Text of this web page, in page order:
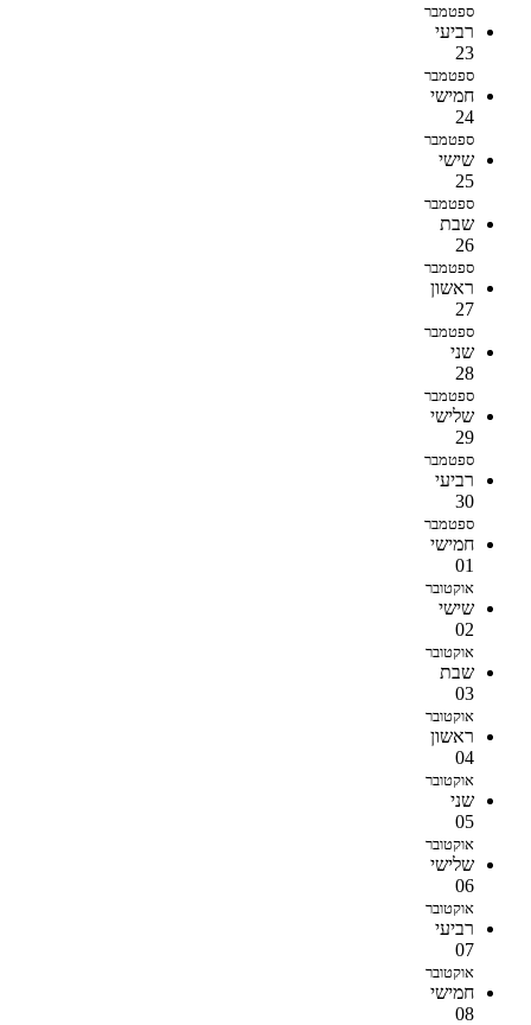
ספטמבר
רביעי
23
ספטמבר
חמישי
24
ספטמבר
שישי
25
ספטמבר
שבת
26
ספטמבר
ראשון
27
ספטמבר
שני
28
ספטמבר
שלישי
29
ספטמבר
רביעי
30
ספטמבר
חמישי
01
אוקטובר
שישי
02
אוקטובר
שבת
03
אוקטובר
ראשון
04
אוקטובר
שני
05
אוקטובר
שלישי
06
אוקטובר
רביעי
07
אוקטובר
חמישי
08